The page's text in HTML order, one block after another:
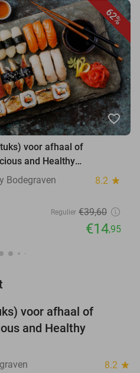
62%
favorite_border
voor afhaal of
and Healthy
Bodegraven 8.2 star
Regulier €39,60
€14,95
voor afhaal of
and Healthy
8.2 star